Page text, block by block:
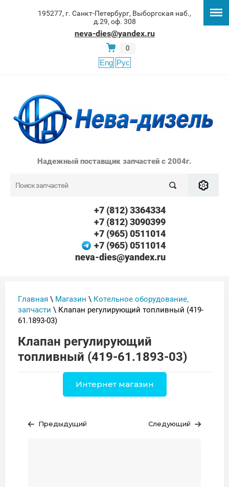
195277, г. Санкт-Петербург, Выборгская наб.,
д.29, оф. 308
neva-dies@yandex.ru
0
Eng Рус
Надежный поставщик запчастей с 2004г.
+7 (812) 3364334
+7 (812) 3090399
+7 (965) 0511014
+7 (965) 0511014
neva-dies@yandex.ru
Главная \ Магазин \ Котельное оборудование,
запчасти \ Клапан регулирующий топливный (419-
61.1893-03)
Клапан регулирующий
топливный (419-61.1893-03)
Интернет магазин
Предыдущий Следующий